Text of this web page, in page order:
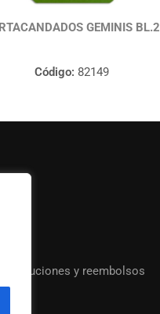
GEMINIS BL.2
Código: 82149
y reembolsos